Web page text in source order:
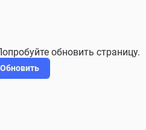
обновить страницу.
Обновить